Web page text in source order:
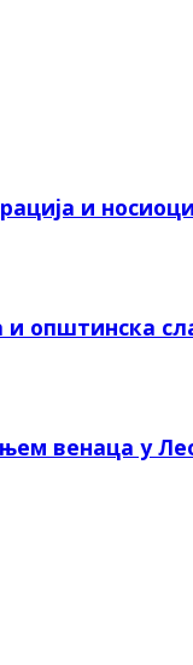
и
општинска
венаца у